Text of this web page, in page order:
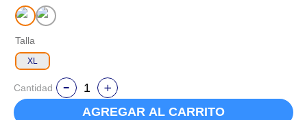
Talla
XL
Cantidad
AGREGAR AL CARRITO